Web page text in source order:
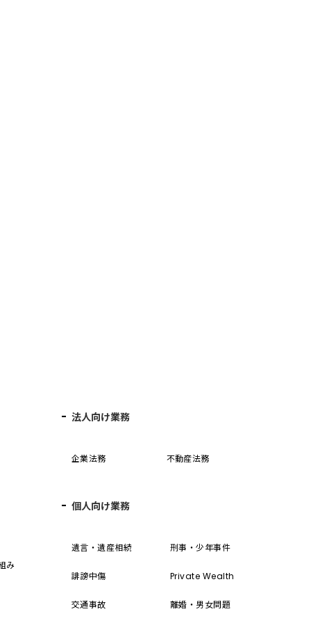
み
法人向け業務
企業法務 不動産法務
個人向け業務
遺言・遺産相続 刑事・少年事件
誹謗中傷 Private Wealth
交通事故 離婚・男女問題